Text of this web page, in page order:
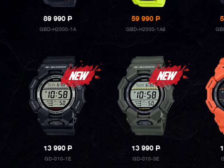
89 990P
GBD-H2000-1A
59 990P
GBD-H2000-1A9
13 990P
GD-010-1E
13 990P
GD-010-3E